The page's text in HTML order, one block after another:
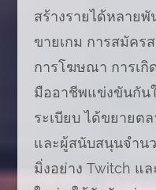
สร้างรายได้หลาย
ขายเกม การสมัคร
การโฆษณา การเกิ
มืออาชีพแข่งขันกัน
ระเบียบ ได้ขยายต
และผู้สนับสนุนจำน
มิ่งอย่าง Twitch แล